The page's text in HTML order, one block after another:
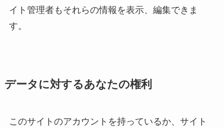
イト管理者もそれらの情報を表示、編集できま
す。
データに対するあなたの権利
このサイトのアカウントを持っているか、サイト